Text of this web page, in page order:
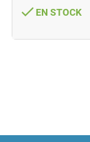
done EN STOCK